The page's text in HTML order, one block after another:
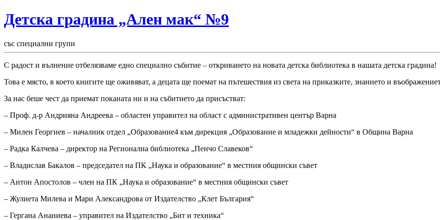
Детска градина „Ален мак“ №9
със специални групи
С радост и вълнение отбелязваме едно специално събитие – откриването на новата детска библиотека в нашата детска градина!
Това е място, в което книгите ще оживяват, а децата ще поемат на пътешествия из света на приказките, знанието и
За нас беше чест да приемат поканата ни и на събитието да присъстват:
– Проф. д-р Андрияна Андреева – областен управител на област с административен център Варна
– Милен Георгиев – началник отдел „Образование4 към дирекция „Образование и младежки дейности“ в Община Варна
– Радка Калчева – директор на Регионална библиотека „Пенчо Славеков“
– Владислав Бакалов – председател на ПК „Наука и образование“ в местния общински съвет
– Антон Апостолов – член на ПК „Наука и образование“ в местния общински съвет
– Жулиета Милева и Мари Александрова от Издателство „Клет България“
– Гергана Ананиева – управител на Издателство „Бит и техника“